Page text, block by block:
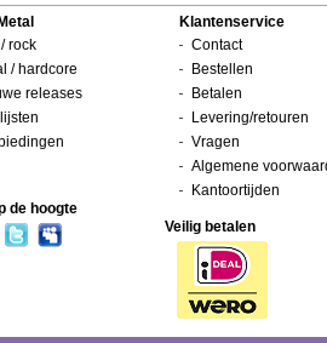
rock
/ hardcore
releases
Klantenservice
Contact
Bestellen
Betalen
Levering/retouren
Vragen
Algemene
Kantoortijden
de hoogte
Veilig betalen